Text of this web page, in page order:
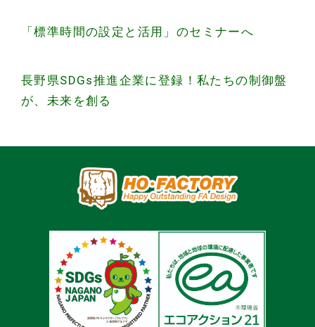
投
ナ
ビ
「標準時間の設定と活用」のセミナーへ
長野県SDGs推進企業に登録！私たちの制御盤
が、未来を創る